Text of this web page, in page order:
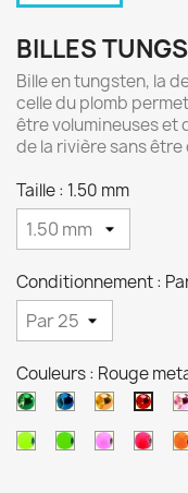
BILLES
Bille en tungsten, la
celle du plomb
être volumineuses et
de la rivière sans
Taille : 1.50 mm
Conditionnement :
Couleurs : Rouge
Vert Bleu Orange
Chartreuse
Vert SaumonRose